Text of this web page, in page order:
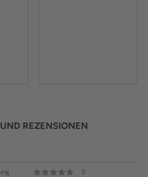
REZENSIONEN
0